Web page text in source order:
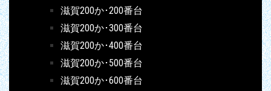
滋賀200か･200番台
滋賀200か･300番台
滋賀200か･400番台
滋賀200か･500番台
滋賀200か･600番台